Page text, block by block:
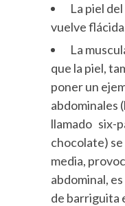
La piel
vuelve
La
que la piel,
poner un
abdominales
llamado six-
chocolate) se
media,
abdominal,
de barriguita